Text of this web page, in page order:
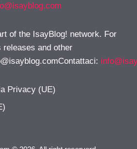
of the IsayBlog! network. For
and other
:
Privacy (UE)